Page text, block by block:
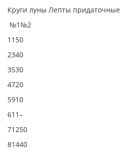
Круги луны Лепты придаточные
№1№2
1150
2340
3530
4720
5910
611–
71250
81440